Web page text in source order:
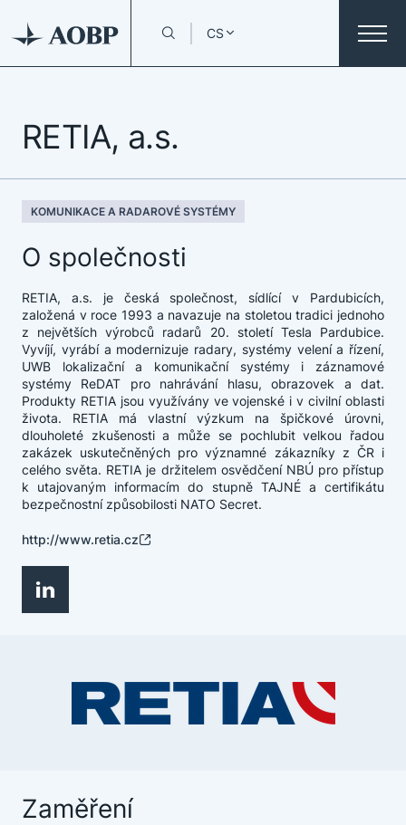
CS
RETIA, a.s.
KOMUNIKACE A RADAROVÉ SYSTÉMY
O společnosti
RETIA, a.s. je česká společnost, sídlící v Pardubicích,
založená v roce 1993 a navazuje na stoletou tradici jednoho
z největších výrobců radarů 20. století Tesla Pardubice.
Vyvíjí, vyrábí a modernizuje radary, systémy velení a řízení,
UWB lokalizační a komunikační systémy i záznamové
systémy ReDAT pro nahrávání hlasu, obrazovek a dat.
Produkty RETIA jsou využívány ve vojenské i v civilní oblasti
života. RETIA má vlastní výzkum na špičkové úrovni,
dlouholeté zkušenosti a může se pochlubit velkou řadou
zakázek uskutečněných pro významné zákazníky z ČR i
celého světa. RETIA je držitelem osvědčení NBÚ pro přístup
k utajovaným informacím do stupně TAJNÉ a certifikátu
bezpečnostní způsobilosti NATO Secret.
http://www.retia.cz
Zaměření